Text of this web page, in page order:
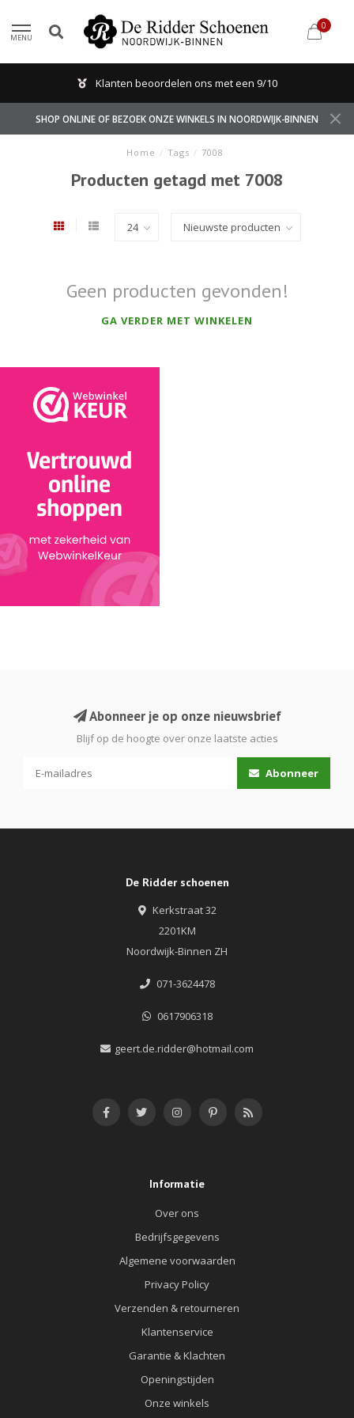
MENU
0
Klanten beoordelen ons met een 9/10
SHOP ONLINE OF BEZOEK ONZE WINKELS IN NOORDWIJK-BINNEN
Home / Tags / 7008
Producten getagd met 7008
Geen producten gevonden!
GA VERDER MET WINKELEN
Abonneer je op onze nieuwsbrief
Blijf op de hoogte over onze laatste acties
Abonneer
De Ridder schoenen
Kerkstraat 32
2201KM
Noordwijk-Binnen ZH
071-3624478
0617906318
geert.de.ridder@hotmail.com
Informatie
Over ons
Bedrijfsgegevens
Algemene voorwaarden
Privacy Policy
Verzenden & retourneren
Klantenservice
Garantie & Klachten
Openingstijden
Onze winkels